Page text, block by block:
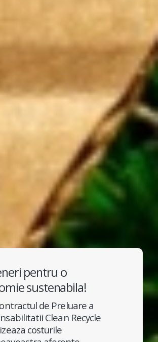
pentru o
sustenabila!
de Preluare a
Clean Recycle
costurile